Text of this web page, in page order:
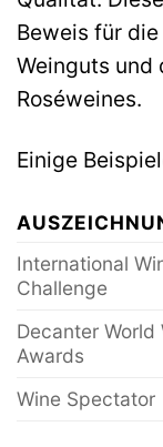
Beweis für
Weinguts und
Roséweines.
Einige
International
Challenge
Decanter World
Awards
Wine Spectator